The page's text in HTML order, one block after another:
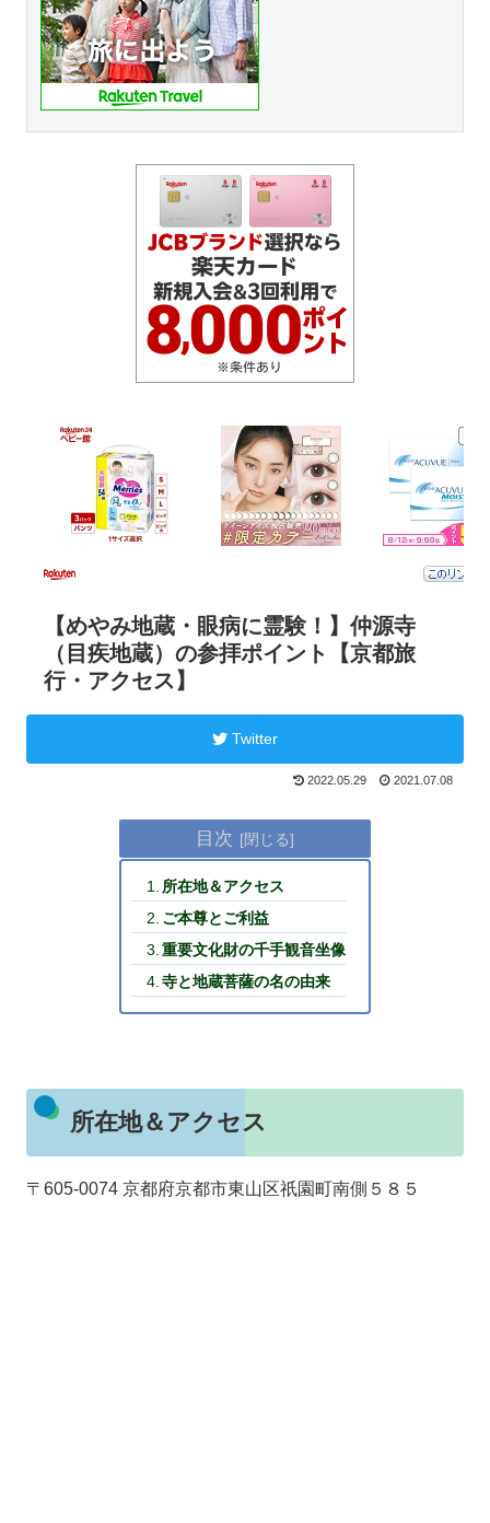
【めやみ地蔵・眼病に霊験！】仲源寺
（目疾地蔵）の参拝ポイント【京都旅
行・アクセス】
Twitter
2022.05.29 2021.07.08
目次
所在地＆アクセス
ご本尊とご利益
重要文化財の千手観音坐像
寺と地蔵菩薩の名の由来
所在地＆アクセス
〒605-0074 京都府京都市東山区祇園町南側５８５